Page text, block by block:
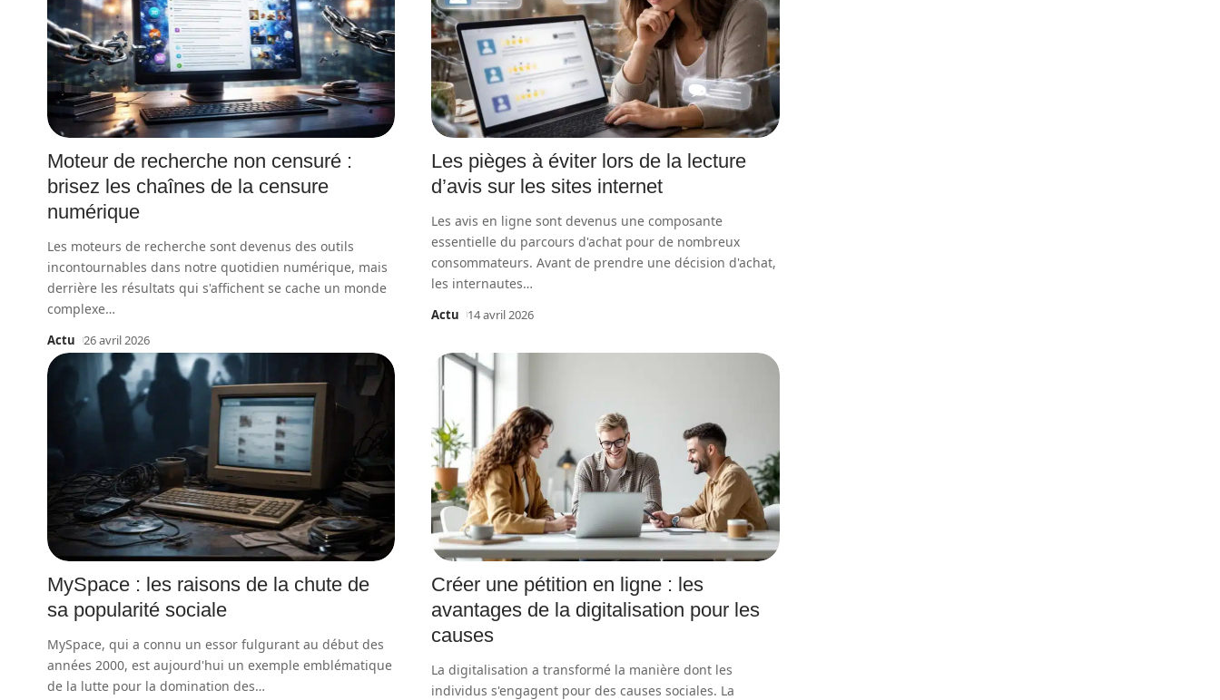
Moteur de recherche non censuré :
brisez les chaînes de la censure
numérique
Les moteurs de recherche sont devenus des outils
incontournables dans notre quotidien numérique, mais
derrière les résultats qui s'affichent se cache un monde
complexe…
Actu 26 avril 2026
Les pièges à éviter lors de la lecture
d’avis sur les sites internet
Les avis en ligne sont devenus une composante
essentielle du parcours d'achat pour de nombreux
consommateurs. Avant de prendre une décision d'achat,
les internautes…
Actu 14 avril 2026
MySpace : les raisons de la chute de
sa popularité sociale
MySpace, qui a connu un essor fulgurant au début des
années 2000, est aujourd'hui un exemple emblématique
de la lutte pour la domination des…
Créer une pétition en ligne : les
avantages de la digitalisation pour les
causes
La digitalisation a transformé la manière dont les
individus s'engagent pour des causes sociales. La